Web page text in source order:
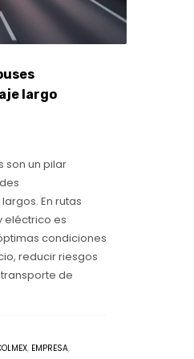
largo
son un pilar
En rutas
eléctrico es
condiciones
reducir riesgos
de
, EMPRESA,